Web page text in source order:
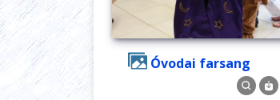
Óvodai farsang